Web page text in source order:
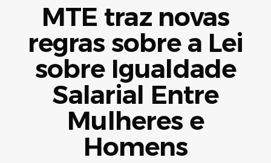
MTE traz novas
regras sobre a Lei
sobre Igualdade
Salarial Entre
Mulheres e
Homens